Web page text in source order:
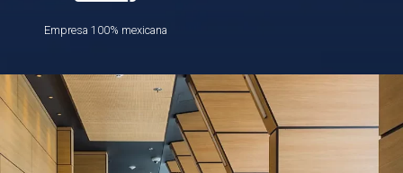
Empresa 100% mexicana